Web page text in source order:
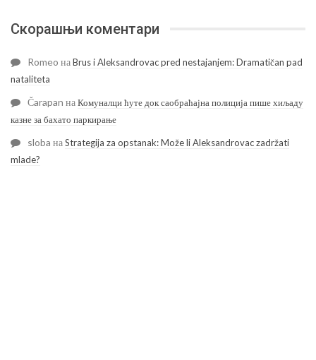
Скорашњи коментари
Romeo наBrus i Aleksandrovac pred nestajanjem: Dramatičan pad
nataliteta
Čarapan наКомуналци ћуте док саобраћајна полиција пише хиљаду
казне за бахато паркирање
sloba наStrategija za opstanak: Može li Aleksandrovac zadržati
mlade?